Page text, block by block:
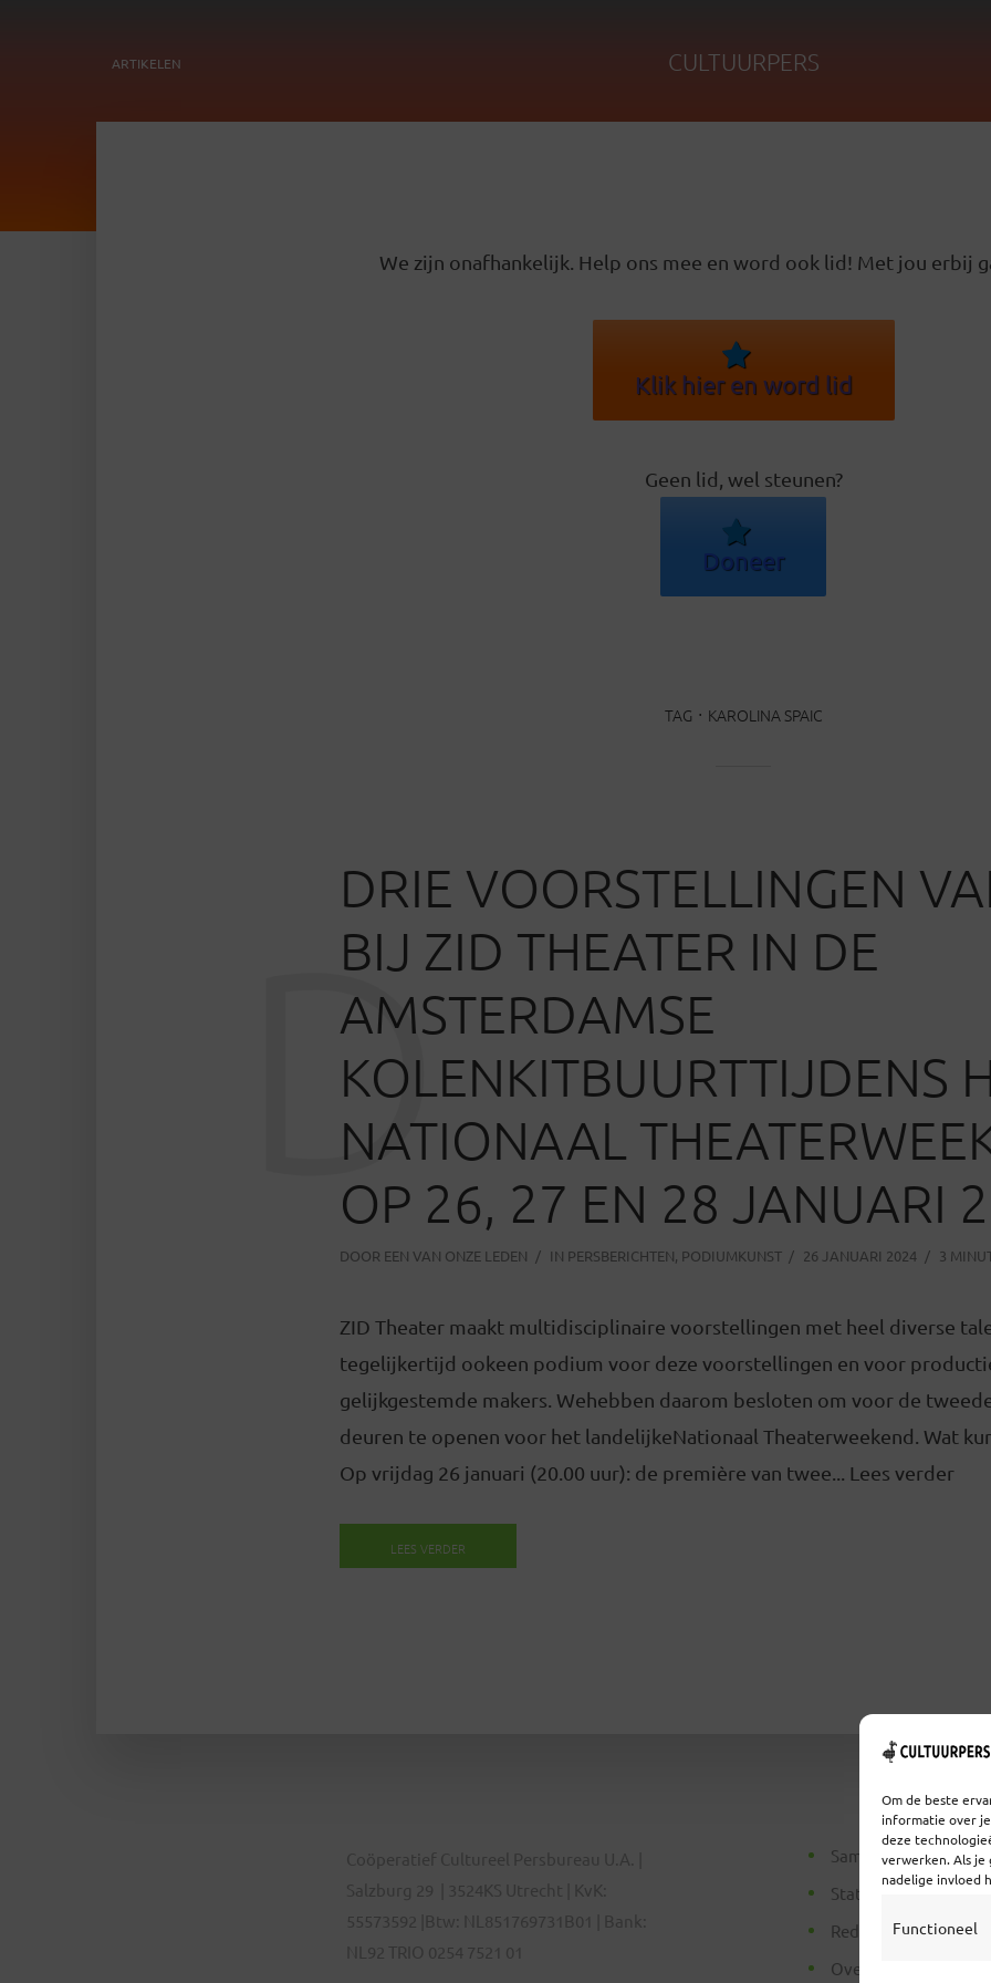
Om de beste
informatie over
deze
verwerken. Als
nadelige invloed
Functioneel
ARTIKELEN CULTUURPERS
We zijn onafhankelijk. Help ons mee en word ook lid! Met jou erbij
Klik hier en word lid
Geen lid, wel steunen?
Doneer
TAG KAROLINA SPAIC
DRIE VOORSTELLINGEN
BIJ ZID THEATER IN DE
AMSTERDAMSE
KOLENKITBUURTTIJDENS
NATIONAAL
OP 26, 27 EN 28 JANUARI
DOOR EEN VAN ONZE LEDEN IN PERSBERICHTEN, PODIUMKUNST 26 JANUARI 2024 3
D
ZID Theater maakt multidisciplinaire voorstellingen met heel diverse
tegelijkertijd ookeen podium voor deze voorstellingen en voor
gelijkgestemde makers. Wehebben daarom besloten om voor de
deuren te openen voor het landelijkeNationaal Theaterweekend. Wat
Op vrijdag 26 januari (20.00 uur): de première van twee... Lees verder
LEES VERDER
Coöperatief Cultureel Persbureau U.A. |
Salzburg 29 | 3524KS Utrecht | KvK:
55573592 |Btw: NL851769731B01 | Bank:
NL92 TRIO 0254 7521 01
Samenwerken
Statuten
Redactiestatuut
Over Ons